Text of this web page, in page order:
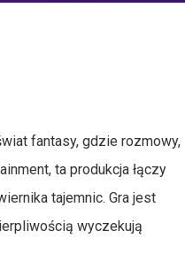
fantasy, gdzie rozmowy,
ta produkcja łączy
tajemnic. Gra jest
wyczekują